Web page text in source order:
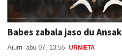
Babes zabala jaso du Ansak
Aiurri abu 07, 13:55 URNIETA